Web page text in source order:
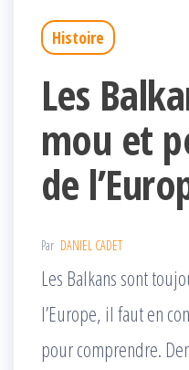
Histoire
Les
mou et
de
Par DANIEL CADET
Les Balkans sont
l’Europe, il faut en
pour comprendre.